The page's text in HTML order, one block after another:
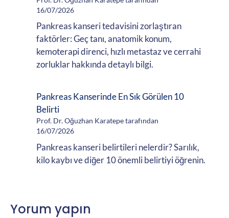
16/07/2026
Pankreas kanseri tedavisini zorlaştıran
faktörler: Geç tanı, anatomik konum,
kemoterapi direnci, hızlı metastaz ve cerrahi
zorluklar hakkında detaylı bilgi.
Pankreas Kanserinde En Sık Görülen 10
Belirti
Prof. Dr. Oğuzhan Karatepe tarafından
16/07/2026
Pankreas kanseri belirtileri nelerdir? Sarılık,
kilo kaybı ve diğer 10 önemli belirtiyi öğrenin.
Yorum yapın